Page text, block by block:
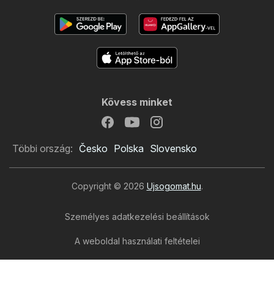
Kövess minket
Többi ország: Česko Polska Slovensko
Copyright © 2026 Ujsogomat.hu.
Személyes adatkezelési beállítások
A weboldal használati feltételei